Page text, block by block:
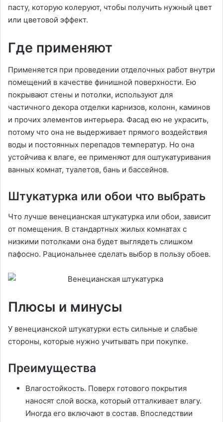
пасту, которую колеруют, чтобы получить нужный цвет
или цветовой эффект.
Где применяют
Применяется при проведении отделочных работ внутри
помещений в качестве финишной поверхности. Ею
покрывают стены и потолки, используют для
частичного декора отделки карнизов, колонн, каминов
и прочих элементов интерьера. Фасад ею не украсить,
потому что она не выдерживает прямого воздействия
воды и постоянных перепадов температур. Но она
устойчива к влаге, ее применяют для оштукатуривания
ванных комнат, туалетов, бань и бассейнов.
Штукатурка или обои что выбрать
Что лучше венецианская штукатурка или обои, зависит
от помещения. В стандартных жилых комнатах с
низкими потолками она будет выглядеть слишком
пафосно. Рациональнее сделать выбор в пользу обоев.
Плюсы и минусы
У венецианской штукатурки есть сильные и слабые
стороны, которые нужно учитывать при покупке.
Преимущества
Влагостойкость. Поверх готового покрытия
наносят слой воска, который отталкивает влагу.
Иногда его включают в состав. Впоследствии